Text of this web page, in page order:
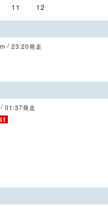
11 12
/ 23:20発走
/ 01:37発走